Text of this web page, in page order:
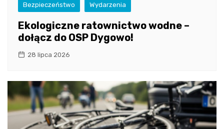
Bezpieczeństwo Wydarzenia
Ekologiczne ratownictwo wodne –
dołącz do OSP Dygowo!
28 lipca 2026